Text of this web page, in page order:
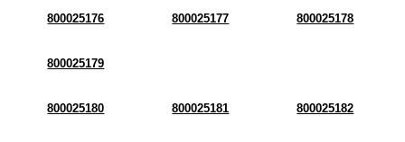
800025176 800025177 800025178
800025179
800025180 800025181 800025182